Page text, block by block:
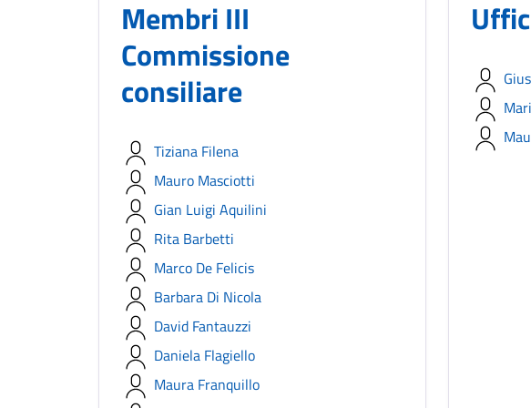
Membri III
Commissione
consiliare
Tiziana Filena
Mauro Masciotti
Gian Luigi Aquilini
Rita Barbetti
Marco De Felicis
Barbara Di Nicola
David Fantauzzi
Daniela Flagiello
Maura Franquillo